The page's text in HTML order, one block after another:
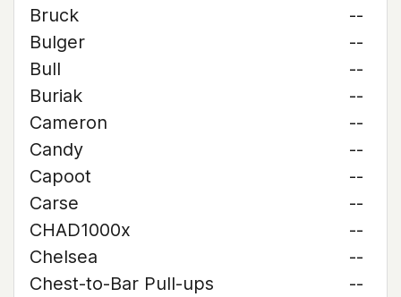
Bruck
--
Bulger
--
Bull
--
Buriak
--
Cameron
--
Candy
--
Capoot
--
Carse
--
CHAD1000x
--
Chelsea
--
Chest-to-Bar Pull-ups
--